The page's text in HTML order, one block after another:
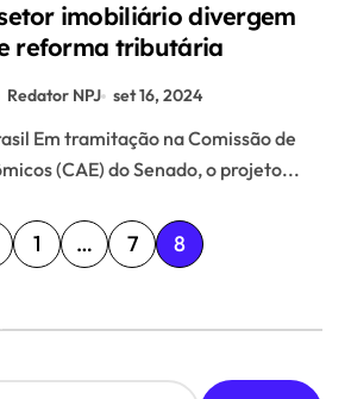
imobiliário divergem
reforma tributária
Redator NPJ set 16, 2024
(CAE) do Senado, o projeto...
1 … 7 8